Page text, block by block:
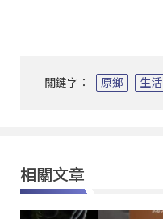
關鍵字： 原鄉 生活
相關文章